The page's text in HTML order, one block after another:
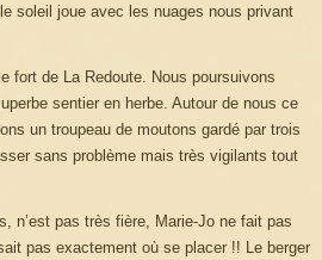
soleil joue avec les nuages nous privant
fort de La Redoute. Nous poursuivons
sentier en herbe. Autour de nous ce
un troupeau de moutons gardé par trois
sans problème mais très vigilants tout
n’est pas très fière, Marie-Jo ne fait pas
pas exactement où se placer !! Le berger